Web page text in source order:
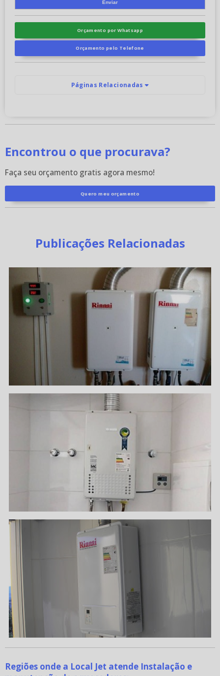
Orçamento por Whatsapp
Orçamento pelo Telefone
Páginas Relacionadas
Encontrou o que procurava?
Faça seu orçamento gratis agora mesmo!
Quero meu orçamento
Publicações Relacionadas
Regiões onde a Local Jet atende Instalação e